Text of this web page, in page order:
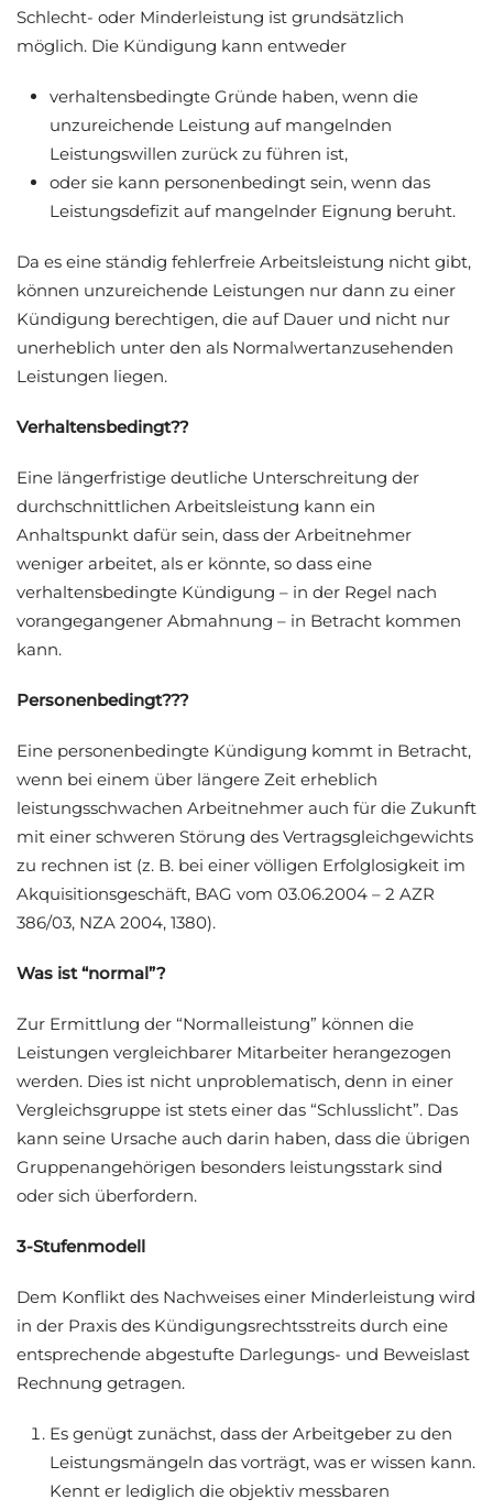
Schlecht- oder Minderleistung ist grundsätzlich
möglich. Die Kündigung kann entweder
verhaltensbedingte Gründe haben, wenn die
unzureichende Leistung auf mangelnden
Leistungswillen zurück zu führen ist,
oder sie kann personenbedingt sein, wenn das
Leistungsdefizit auf mangelnder Eignung beruht.
Da es eine ständig fehlerfreie Arbeitsleistung nicht gibt,
können unzureichende Leistungen nur dann zu einer
Kündigung berechtigen, die auf Dauer und nicht nur
unerheblich unter den als Normalwertanzusehenden
Leistungen liegen.
Verhaltensbedingt??
Eine längerfristige deutliche Unterschreitung der
durchschnittlichen Arbeitsleistung kann ein
Anhaltspunkt dafür sein, dass der Arbeitnehmer
weniger arbeitet, als er könnte, so dass eine
verhaltensbedingte Kündigung – in der Regel nach
vorangegangener Abmahnung – in Betracht kommen
kann.
Personenbedingt???
Eine personenbedingte Kündigung kommt in Betracht,
wenn bei einem über längere Zeit erheblich
leistungsschwachen Arbeitnehmer auch für die Zukunft
mit einer schweren Störung des Vertragsgleichgewichts
zu rechnen ist (z. B. bei einer völligen Erfolglosigkeit im
Akquisitionsgeschäft, BAG vom 03.06.2004 – 2 AZR
386/03, NZA 2004, 1380).
Was ist “normal”?
Zur Ermittlung der “Normalleistung” können die
Leistungen vergleichbarer Mitarbeiter herangezogen
werden. Dies ist nicht unproblematisch, denn in einer
Vergleichsgruppe ist stets einer das “Schlusslicht”. Das
kann seine Ursache auch darin haben, dass die übrigen
Gruppenangehörigen besonders leistungsstark sind
oder sich überfordern.
3-Stufenmodell
Dem Konflikt des Nachweises einer Minderleistung wird
in der Praxis des Kündigungsrechtsstreits durch eine
entsprechende abgestufte Darlegungs- und Beweislast
Rechnung getragen.
Es genügt zunächst, dass der Arbeitgeber zu den
Leistungsmängeln das vorträgt, was er wissen kann.
Kennt er lediglich die objektiv messbaren